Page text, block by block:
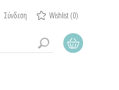
Σύνδεση Wishlist(0)